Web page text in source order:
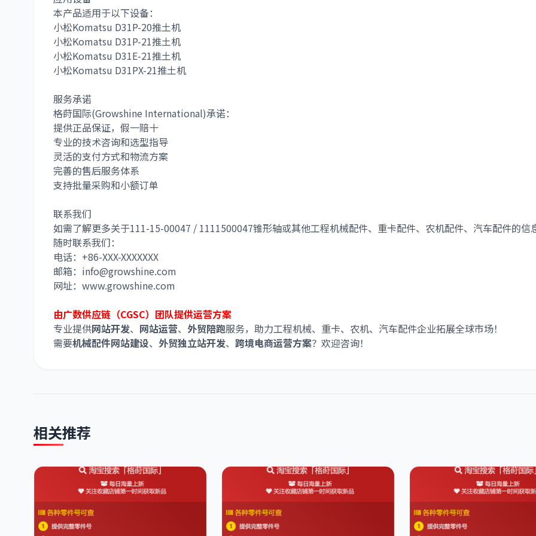
本产品适用于以下设备：
小松Komatsu D31P-20推土机
小松Komatsu D31P-21推土机
小松Komatsu D31E-21推土机
小松Komatsu D31PX-21推土机
服务承诺
格莳国际(Growshine International)承诺：
提供正品保证，假一赔十
专业的技术咨询和选型指导
灵活的支付方式和物流方案
完善的售后服务体系
支持批量采购和小额订单
联系我们
如需了解更多关于111-15-00047 / 1111500047锥形轴或其他工程机械配件、重卡配件、农机配件、汽车配件的信
随时联系我们：
电话：+86-XXX-XXXXXXX
邮箱：info@growshine.com
网址：www.growshine.com
由广数供应链（CGSC）团队提供运营方案
专业提供网站开发、 网站运营、 外贸陪跑服务，助力工程机械、重卡、农机、汽车配件企业拓展全球市场！
需要机械配件网站建设、 外贸独立站开发、 跨境电商运营方案？欢迎咨询！
相关推荐